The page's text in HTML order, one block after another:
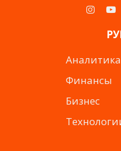
Аналитика
Финансы
Бизнес